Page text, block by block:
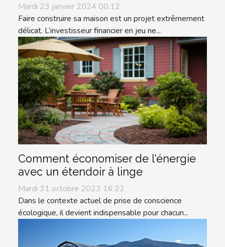
Mardi 23 janvier 2024 00:12
Faire construire sa maison est un projet extrêmement
délicat. L’investisseur financier en jeu ne...
Comment économiser de l'énergie
avec un étendoir à linge
Mardi 31 octobre 2023 16:22
Dans le contexte actuel de prise de conscience
écologique, il devient indispensable pour chacun...